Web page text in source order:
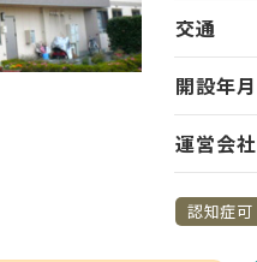
交通
開設年月
運営会社
認知症可